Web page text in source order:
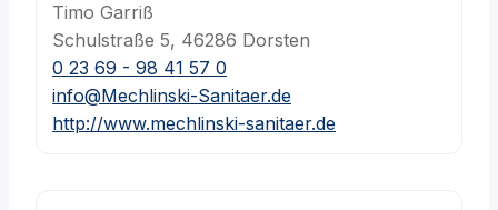
Timo Garriß
Schulstraße 5, 46286 Dorsten
0 23 69 - 98 41 57 0
info@Mechlinski-Sanitaer.de
http://www.mechlinski-sanitaer.de